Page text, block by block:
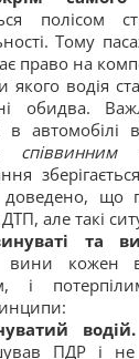
полісом
Тому
право на
якого водія
обидва.
в автомобілі
співвинним–
що
але такі
та
вини кожен
і
водій.
ПДР і не